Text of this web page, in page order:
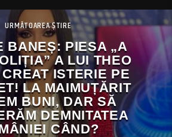
URMĂTOAREA ȘTIRE
BANEȘ: PIESA „A
A LUI THEO
ISTERIE PE
LA MAIMUȚĂRIT
BUNI, DAR SĂ
DEMNITATEA
CÂND?